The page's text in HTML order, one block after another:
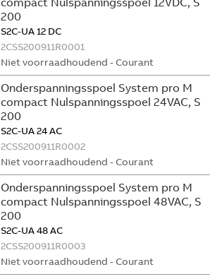
200
S2C-UA 12 DC
2CSS200911R0001
Niet voorraadhoudend - Courant
Onderspanningsspoel System pro M
compact Nulspanningsspoel 24VAC, S
200
S2C-UA 24 AC
2CSS200911R0002
Niet voorraadhoudend - Courant
Onderspanningsspoel System pro M
compact Nulspanningsspoel 48VAC, S
200
S2C-UA 48 AC
2CSS200911R0003
Niet voorraadhoudend - Courant